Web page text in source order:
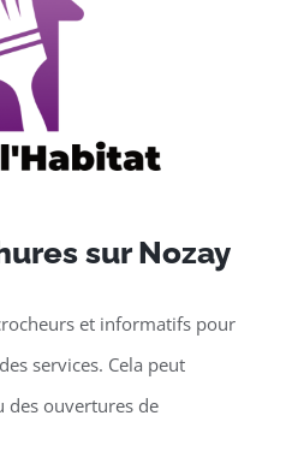
sur Nozay
et informatifs pour
services. Cela peut
des ouvertures de